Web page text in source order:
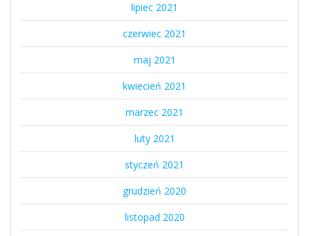
lipiec 2021
czerwiec 2021
maj 2021
kwiecień 2021
marzec 2021
luty 2021
styczeń 2021
grudzień 2020
listopad 2020